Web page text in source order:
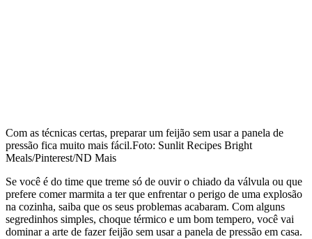
Com as técnicas certas, preparar um feijão sem usar a panela de
pressão fica muito mais fácil.Foto: Sunlit Recipes Bright
Meals/Pinterest/ND Mais
Se você é do time que treme só de ouvir o chiado da válvula ou que
prefere comer marmita a ter que enfrentar o perigo de uma explosão
na cozinha, saiba que os seus problemas acabaram. Com alguns
segredinhos simples, choque térmico e um bom tempero, você vai
dominar a arte de fazer feijão sem usar a panela de pressão em casa.